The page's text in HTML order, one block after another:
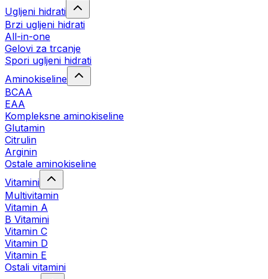
Ugljeni hidrati
Brzi ugljeni hidrati
All-in-one
Gelovi za trcanje
Spori ugljeni hidrati
Aminokiseline
BCAA
ЕАА
Kompleksne aminokiseline
Glutamin
Citrulin
Arginin
Ostale aminokiseline
Vitamini
Multivitamin
Vitamin A
B Vitamini
Vitamin C
Vitamin D
Vitamin E
Ostali vitamini